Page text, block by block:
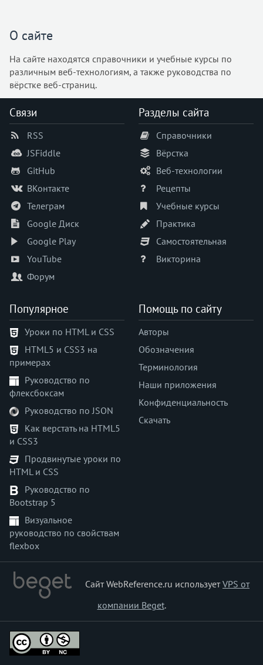
О сайте
На сайте находятся справочники и учебные курсы по
различным веб-технологиям, а также руководства по
вёрстке веб-страниц.
Связи
RSS
JSFiddle
GitHub
ВКонтакте
Телеграм
Google Диск
Google Play
YouTube
Форум
Разделы сайта
Справочники
Вёрстка
Веб-технологии
Рецепты
Учебные курсы
Практика
Самостоятельная
Викторина
Популярное
Уроки по HTML и CSS
HTML5 и CSS3 на
примерах
Руководство по
флексбоксам
Руководство по JSON
Как верстать на HTML5
и CSS3
Продвинутые уроки по
HTML и CSS
Руководство по
Bootstrap 5
Визуальное
руководство по свойствам
flexbox
Помощь по сайту
Авторы
Обозначения
Терминология
Наши приложения
Конфиденциальность
Скачать
Сайт WebReference.ru используетVPS от
компании Beget.